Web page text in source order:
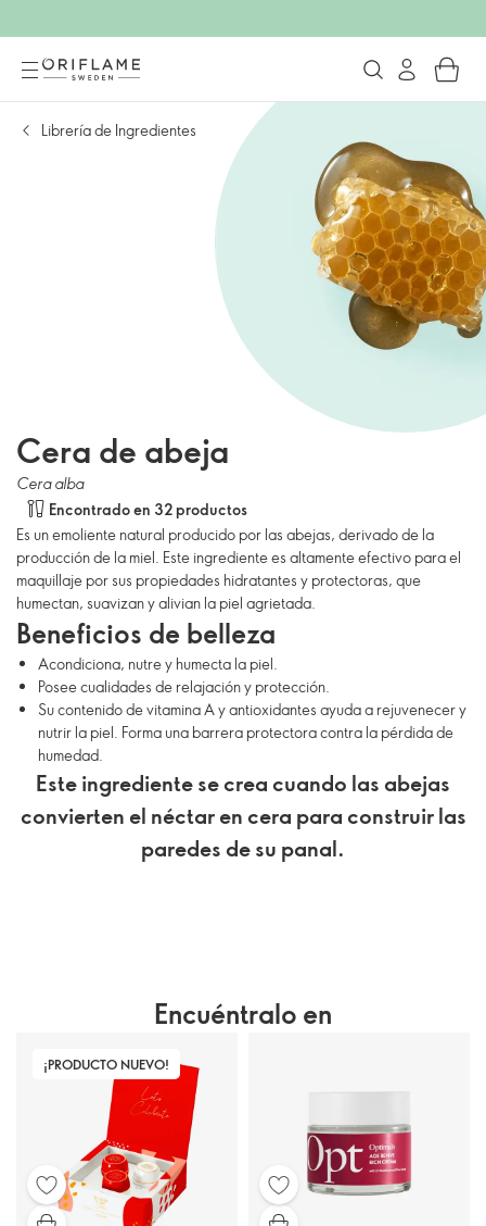
Librería de Ingredientes
Cera de abeja
Cera alba
Encontrado en 32 productos
Es un emoliente natural producido por las abejas, derivado de la
producción de la miel. Este ingrediente es altamente efectivo para el
maquillaje por sus propiedades hidratantes y protectoras, que
humectan, suavizan y alivian la piel agrietada.
Beneficios de belleza
Acondiciona, nutre y humecta la piel.
Posee cualidades de relajación y protección.
Su contenido de vitamina A y antioxidantes ayuda a rejuvenecer y
nutrir la piel. Forma una barrera protectora contra la pérdida de
humedad.
Este ingrediente se crea cuando las abejas
convierten el néctar en cera para construir las
paredes de su panal.
Encuéntralo en
¡PRODUCTO NUEVO!